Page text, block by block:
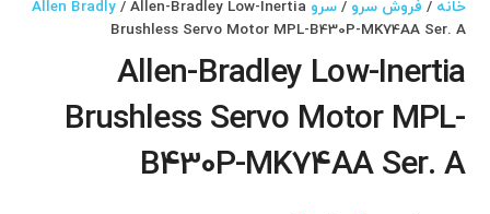
خانه / فروش سرو /سرو Allen Bradly/ Allen-Bradley Low-Inertia
Brushless Servo Motor MPL-B430P-MK74AA Ser. A
Allen-Bradley Low-Inertia
Brushless Servo Motor MPL-
B430P-MK74AA Ser. A